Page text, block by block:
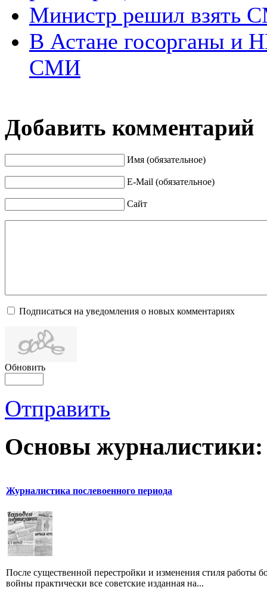
Министр решил взять
В Астане госорганы и
СМИ
Добавить комментарий
Имя (обязательное)
E-Mail (обязательное)
Сайт
Подписаться на уведомления о новых комментариях
Обновить
Отправить
Основы журналистики:
Журналистика послевоенного периода
После существенной перестройки и изменения стиля работы
войны практически все советские изданная на...